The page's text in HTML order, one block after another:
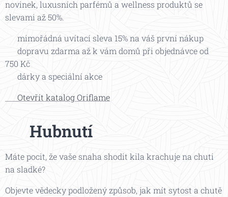
novinek, luxusních parfémů a wellness produktů se
slevami až 50%.
👉 mimořádná uvítací sleva 15% na váš první nákup
👉 dopravu zdarma až k vám domů při objednávce od
750 Kč
👉 dárky a speciální akce
👉 Otevřít katalog Oriflame
🍏 Hubnutí
Máte pocit, že vaše snaha shodit kila krachuje na chuti
na sladké?
Objevte vědecky podložený způsob, jak mít sytost a chutě